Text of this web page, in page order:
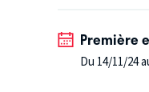
Première
Du 14/11/24